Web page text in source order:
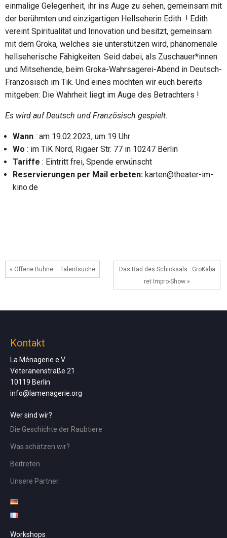
einmalige Gelegenheit, ihr ins Auge zu sehen, gemeinsam mit
der berühmten und einzigartigen Hellseherin Edith ! Edith
vereint Spiritualität und Innovation und besitzt, gemeinsam
mit dem Groka, welches sie unterstützen wird, phänomenale
hellseherische Fähigkeiten. Seid dabei, als Zuschauer*innen
und Mitsehende, beim Groka-Wahrsagerei-Abend in Deutsch-
Französisch im Tik. Und eines möchten wir euch bereits
mitgeben: Die Wahrheit liegt im Auge des Betrachters !
Es wird auf Deutsch und Französisch gespielt.
Wann : am 19.02.2023, um 19 Uhr
Wo : im TiK Nord, Rigaer Str. 77 in 10247 Berlin
Tariffe : Eintritt frei, Spende erwünscht
Reservierungen per Mail erbeten: karten@theater-im-
kino.de
« Offene Bühne – Talentsuche
Das Rad des Schicksals : GroKaba
ret Impro-Show »
Kontakt
La Ménagerie e.V.
Veteranenstraße 21
10119 Berlin
info@lamenagerie.org
Wer sind wir?
Die Geschichte der Raubtiere
Was schätzen wir?
Beitreten
Unsere Partner
Workshops